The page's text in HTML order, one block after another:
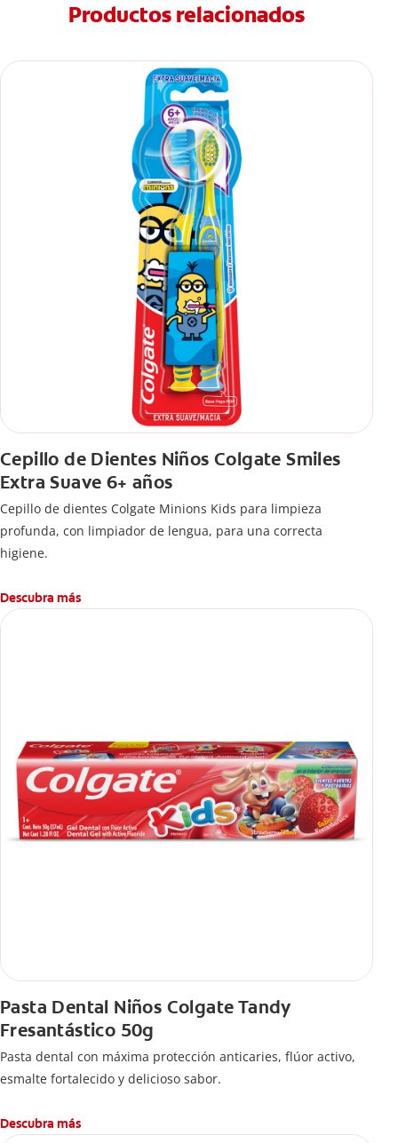
Productos relacionados
Cepillo de Dientes Niños Colgate Smiles
Extra Suave 6+ años
Cepillo de dientes Colgate Minions Kids para limpieza
profunda, con limpiador de lengua, para una correcta
higiene.
Descubra más
Pasta Dental Niños Colgate Tandy
Fresantástico 50g
Pasta dental con máxima protección anticaries, flúor activo,
esmalte fortalecido y delicioso sabor.
Descubra más